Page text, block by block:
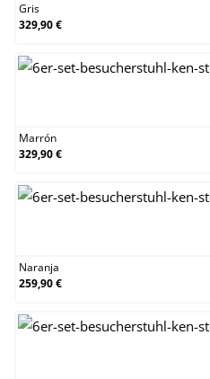
Gris
329,90 €
Marrón
329,90 €
Naranja
259,90 €